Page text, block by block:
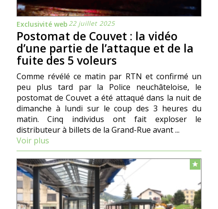
Exclusivité web22 juillet 2025
Postomat de Couvet : la vidéo
d’une partie de l’attaque et de la
fuite des 5 voleurs
Comme révélé ce matin par RTN et confirmé un
peu plus tard par la Police neuchâteloise, le
postomat de Couvet a été attaqué dans la nuit de
dimanche à lundi sur le coup des 3 heures du
matin. Cinq individus ont fait exploser le
distributeur à billets de la Grand-Rue avant ...
Voir plus